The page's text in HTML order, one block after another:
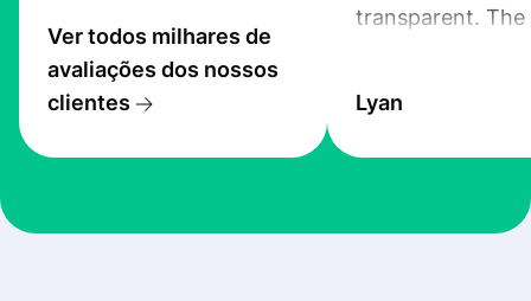
Ver todos milhares de
avaliações dos nossos
clientes
transparent. The
the exchange
at Profee is very
Lyan